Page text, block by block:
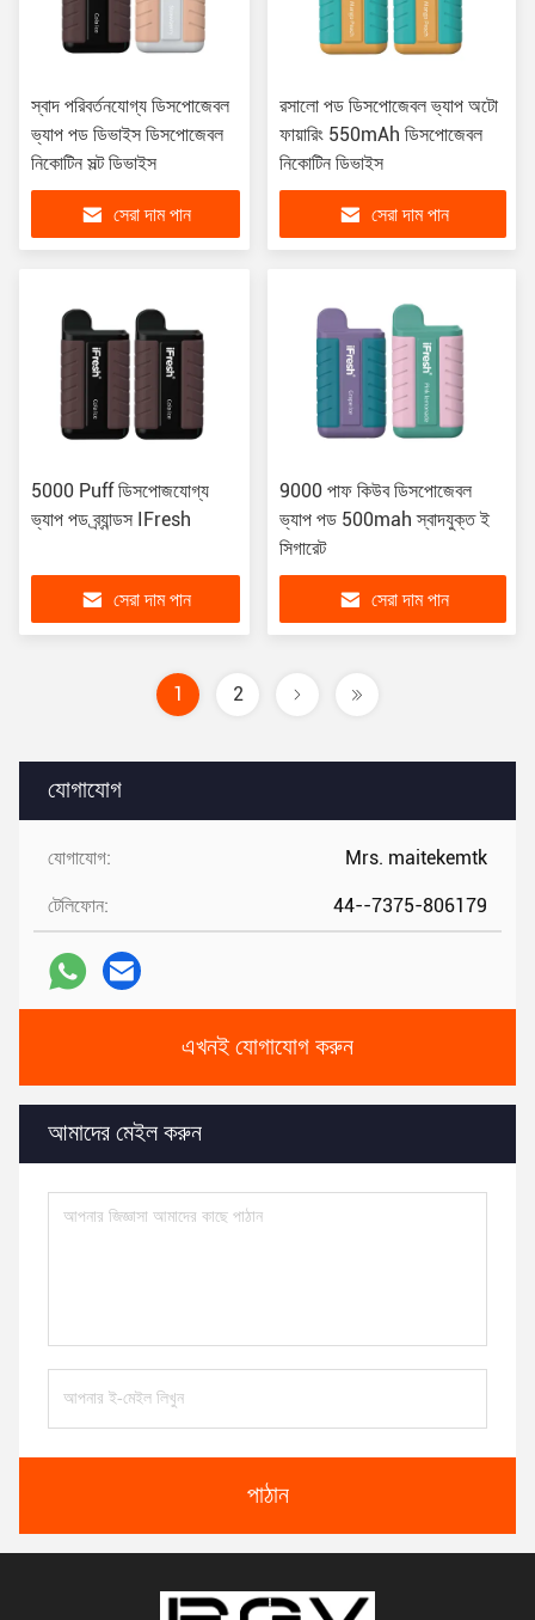
যোগাযোগ
যোগাযোগ: Mrs. maitekemtk
টেলিফোন: 44--7375-806179
এখনই যোগাযোগ করুন
আমাদের মেইল করুন
পাঠান
স্বাদ পরিবর্তনযোগ্য ডিসপোজেবল
ভ্যাপ পড ডিভাইস ডিসপোজেবল
নিকোটিন সল্ট ডিভাইস
সেরা দাম পান
রসালো পড ডিসপোজেবল ভ্যাপ অটো
ফায়ারিং 550mAh ডিসপোজেবল
নিকোটিন ডিভাইস
সেরা দাম পান
5000 Puff ডিসপোজযোগ্য
ভ্যাপ পড ব্র্যান্ডস IFresh
সেরা দাম পান
9000 পাফ কিউব ডিসপোজেবল
ভ্যাপ পড 500mah স্বাদযুক্ত ই
সিগারেট
সেরা দাম পান
1 2